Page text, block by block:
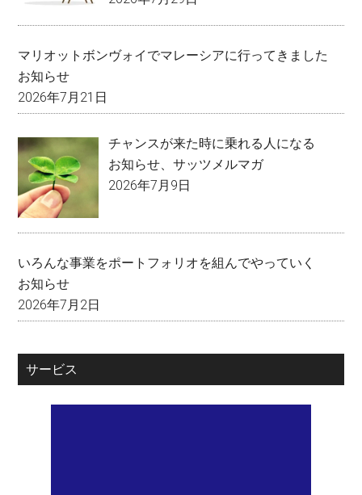
マリオットボンヴォイでマレーシアに行ってきました
お知らせ
2026年7月21日
チャンスが来た時に乗れる人になる
お知らせ 、サッツメルマガ
2026年7月9日
いろんな事業をポートフォリオを組んでやっていく
お知らせ
2026年7月2日
サービス